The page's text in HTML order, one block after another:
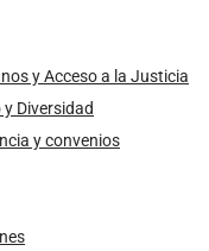
y Acceso a la Justicia
y Diversidad
y convenios